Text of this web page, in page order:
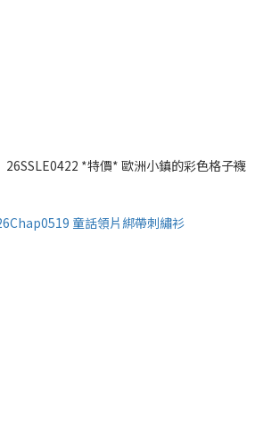
26SSLE0422 *特價* 歐洲小鎮的彩色格子襪